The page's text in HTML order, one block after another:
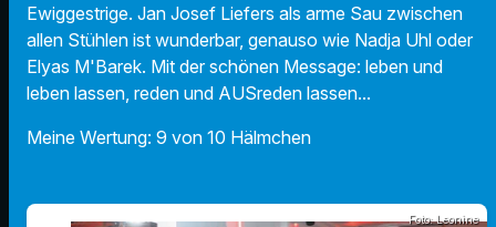
Ewiggestrige. Jan Josef Liefers als arme Sau zwischen
allen Stühlen ist wunderbar, genauso wie Nadja Uhl oder
Elyas M'Barek. Mit der schönen Message: leben und
leben lassen, reden und AUSreden lassen...
Meine Wertung: 9 von 10 Hälmchen
Foto: Leonine